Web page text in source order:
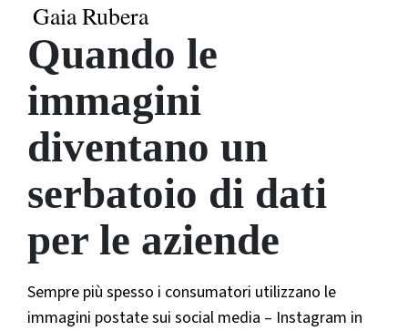
Gaia Rubera
Quando le
immagini
diventano un
serbatoio di dati
per le aziende
Sempre più spesso i consumatori utilizzano le
immagini postate sui social media – Instagram in